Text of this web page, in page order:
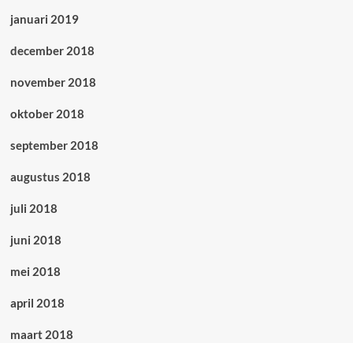
januari 2019
december 2018
november 2018
oktober 2018
september 2018
augustus 2018
juli 2018
juni 2018
mei 2018
april 2018
maart 2018